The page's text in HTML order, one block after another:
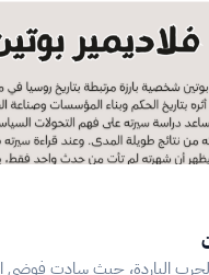
الباردة، حيث سادت فوضى